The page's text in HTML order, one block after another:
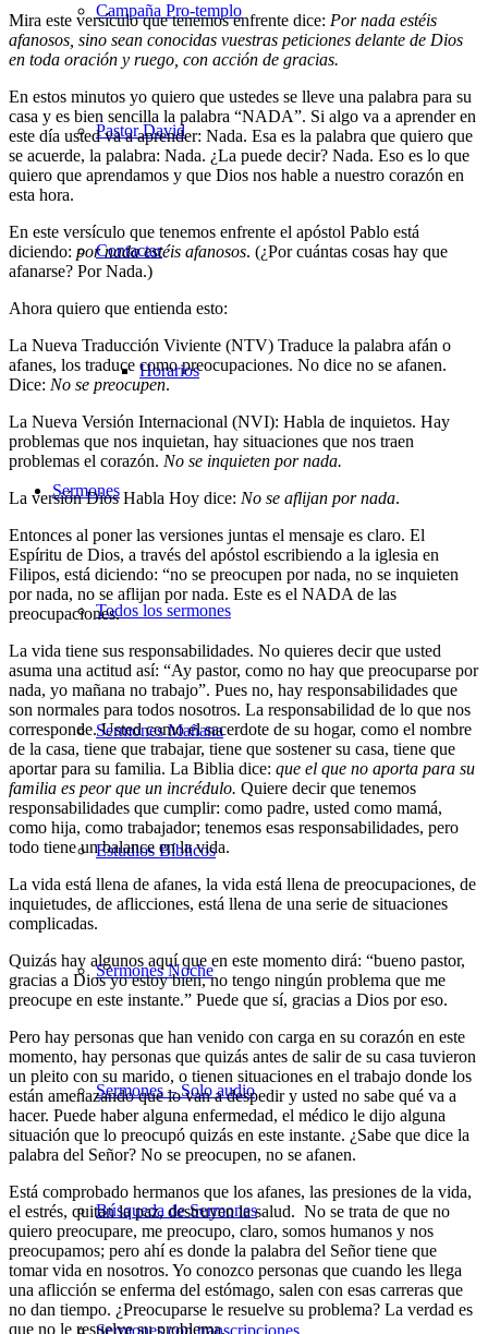
Campaña Pro-templo
Pastor David
Contactar
Horarios
Sermones
Todos los sermones
Sermones Mañana
Estudios Bíblicos
Sermones Noche
Sermones – Solo audio
Búsqueda de Sermones
Sermones con transcripciones
Mira este versículo que tenemos enfrente dice: Por nada estéis
afanosos, sino sean conocidas vuestras peticiones delante de Dios
en toda oración y ruego, con acción de gracias.
En estos minutos yo quiero que ustedes se lleve una palabra para su
casa y es bien sencilla la palabra “NADA”. Si algo va a aprender en
este día usted va a aprender: Nada. Esa es la palabra que quiero que
se acuerde, la palabra: Nada. ¿La puede decir? Nada. Eso es lo que
quiero que aprendamos y que Dios nos hable a nuestro corazón en
esta hora.
En este versículo que tenemos enfrente el apóstol Pablo está
diciendo: por nada estéis afanosos. (¿Por cuántas cosas hay que
afanarse? Por Nada.)
Ahora quiero que entienda esto:
La Nueva Traducción Viviente (NTV) Traduce la palabra afán o
afanes, los traduce como preocupaciones. No dice no se afanen.
Dice: No se preocupen.
La Nueva Versión Internacional (NVI): Habla de inquietos. Hay
problemas que nos inquietan, hay situaciones que nos traen
problemas el corazón. No se inquieten por nada.
La versión Dios Habla Hoy dice: No se aflijan por nada.
Entonces al poner las versiones juntas el mensaje es claro. El
Espíritu de Dios, a través del apóstol escribiendo a la iglesia en
Filipos, está diciendo: “no se preocupen por nada, no se inquieten
por nada, no se aflijan por nada. Este es el NADA de las
preocupaciones.
La vida tiene sus responsabilidades. No quieres decir que usted
asuma una actitud así: “Ay pastor, como no hay que preocuparse por
nada, yo mañana no trabajo”. Pues no, hay responsabilidades que
son normales para todos nosotros. La responsabilidad de lo que nos
corresponde. Usted como el sacerdote de su hogar, como el nombre
de la casa, tiene que trabajar, tiene que sostener su casa, tiene que
aportar para su familia. La Biblia dice: que el que no aporta para su
familia es peor que un incrédulo. Quiere decir que tenemos
responsabilidades que cumplir: como padre, usted como mamá,
como hija, como trabajador; tenemos esas responsabilidades, pero
todo tiene un balance en la vida.
La vida está llena de afanes, la vida está llena de preocupaciones, de
inquietudes, de aflicciones, está llena de una serie de situaciones
complicadas.
Quizás hay algunos aquí que en este momento dirá: “bueno pastor,
gracias a Dios yo estoy bien, no tengo ningún problema que me
preocupe en este instante.” Puede que sí, gracias a Dios por eso.
Pero hay personas que han venido con carga en su corazón en este
momento, hay personas que quizás antes de salir de su casa tuvieron
un pleito con su marido, o tienen situaciones en el trabajo donde los
están amenazando que lo van a despedir y usted no sabe qué va a
hacer. Puede haber alguna enfermedad, el médico le dijo alguna
situación que lo preocupó quizás en este instante. ¿Sabe que dice la
palabra del Señor? No se preocupen, no se afanen.
Está comprobado hermanos que los afanes, las presiones de la vida,
el estrés, quitan la paz, destruyen la salud. No se trata de que no
quiero preocupare, me preocupo, claro, somos humanos y nos
preocupamos; pero ahí es donde la palabra del Señor tiene que
tomar vida en nosotros. Yo conozco personas que cuando les llega
una aflicción se enferma del estómago, salen con esas carreras que
no dan tiempo. ¿Preocuparse le resuelve su problema? La verdad es
que no le resuelve su problema.